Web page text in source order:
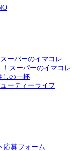
ーパーのイマコレ
スーパーのイマコレ
しの一杯
ーティーライフ
応募フォーム